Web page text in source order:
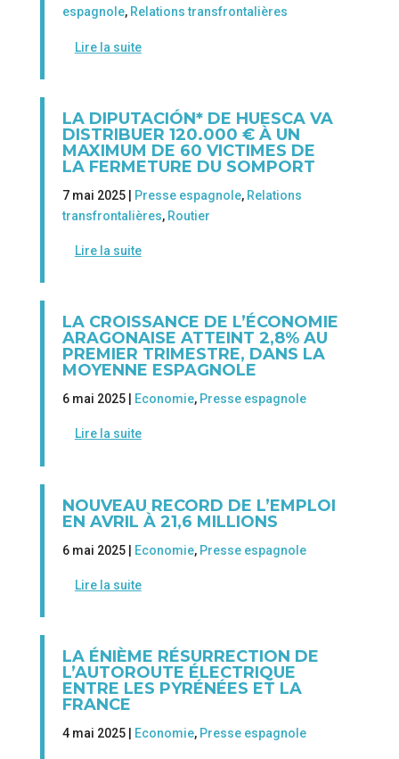
espagnole, Relations transfrontalières
Lire la suite
LA DIPUTACIÓN* DE HUESCA VA
DISTRIBUER 120.000 € À UN
MAXIMUM DE 60 VICTIMES DE
LA FERMETURE DU SOMPORT
7 mai 2025 | Presse espagnole, Relations
transfrontalières, Routier
Lire la suite
LA CROISSANCE DE L’ÉCONOMIE
ARAGONAISE ATTEINT 2,8% AU
PREMIER TRIMESTRE, DANS LA
MOYENNE ESPAGNOLE
6 mai 2025 | Economie, Presse espagnole
Lire la suite
NOUVEAU RECORD DE L’EMPLOI
EN AVRIL À 21,6 MILLIONS
6 mai 2025 | Economie, Presse espagnole
Lire la suite
LA ÉNIÈME RÉSURRECTION DE
L’AUTOROUTE ÉLECTRIQUE
ENTRE LES PYRÉNÉES ET LA
FRANCE
4 mai 2025 | Economie, Presse espagnole